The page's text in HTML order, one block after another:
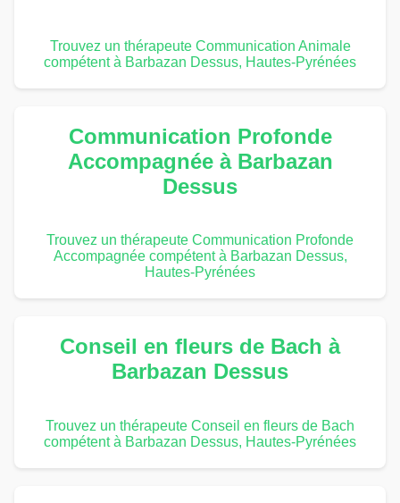
Trouvez un thérapeute Communication Animale
compétent à Barbazan Dessus, Hautes-Pyrénées
Communication Profonde
Accompagnée à Barbazan
Dessus
Trouvez un thérapeute Communication Profonde
Accompagnée compétent à Barbazan Dessus,
Hautes-Pyrénées
Conseil en fleurs de Bach à
Barbazan Dessus
Trouvez un thérapeute Conseil en fleurs de Bach
compétent à Barbazan Dessus, Hautes-Pyrénées